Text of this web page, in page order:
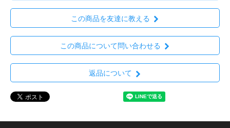
この商品を友達に教える
この商品について問い合わせる
返品について